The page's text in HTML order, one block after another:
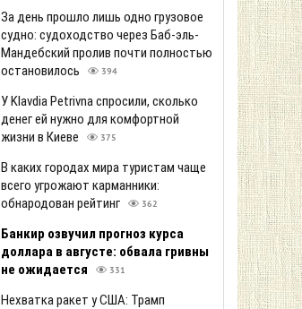
За день прошло лишь одно грузовое
судно: судоходство через Баб-эль-
Мандебский пролив почти полностью
остановилось
394
У Klavdia Petrivna спросили, сколько
денег ей нужно для комфортной
жизни в Киеве
375
В каких городах мира туристам чаще
всего угрожают карманники:
обнародован рейтинг
362
Банкир озвучил прогноз курса
доллара в августе: обвала гривны
не ожидается
331
Нехватка ракет у США: Трамп